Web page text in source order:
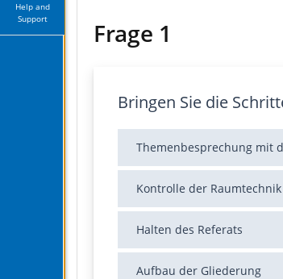
Help and
Support
Frage 1
Bringen Sie die
Themenbesprechung mit
Kontrolle der Raumtechnik
Halten des Referats
Aufbau der Gliederung